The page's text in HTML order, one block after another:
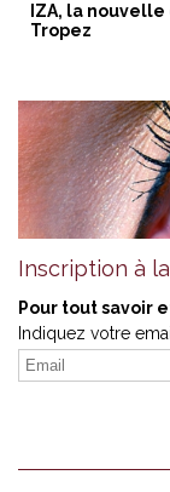
IZA, la
Tropez
Inscription à
Pour tout savoir
Indiquez votre